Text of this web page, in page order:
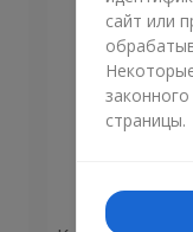
сайт или
страницы.